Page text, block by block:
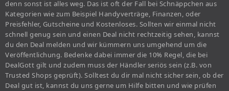
denn sonst ist alles weg. Das ist oft der Fall bei Schnäppchen aus
Kategorien wie zum Beispiel Handyverträge, Finanzen, oder
Preisfehler, Gutscheine und Kostenloses. Sollten wir einmal nicht
schnell genug sein und einen Deal nicht rechtzeitig sehen, kannst
du den Deal melden und wir kümmern uns umgehend um die
Veröffentlichung. Bedenke dabei immer die 10% Regel, die bei
DealGott gilt und zudem muss der Händler seriös sein (z.B. von
Trusted Shops geprüft). Solltest du dir mal nicht sicher sein, ob der
Deal gut ist, kannst du uns gerne um Hilfe bitten und wie prüfen